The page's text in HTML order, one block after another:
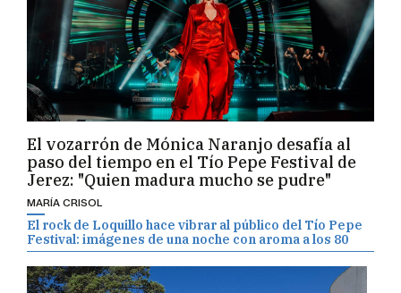
El vozarrón de Mónica Naranjo desafía al
paso del tiempo en el Tío Pepe Festival de
Jerez: "Quien madura mucho se pudre"
MARÍA CRISOL
El rock de Loquillo hace vibrar al público del Tío Pepe
Festival: imágenes de una noche con aroma a los 80